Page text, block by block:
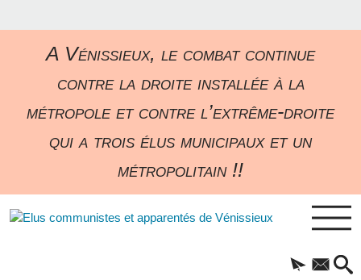
A Vénissieux, le combat continue
contre la droite installée à la
métropole et contre l’extrême-droite
qui a trois élus municipaux et un
métropolitain !!